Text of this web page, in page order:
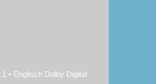
• Englisch Dolby Digital